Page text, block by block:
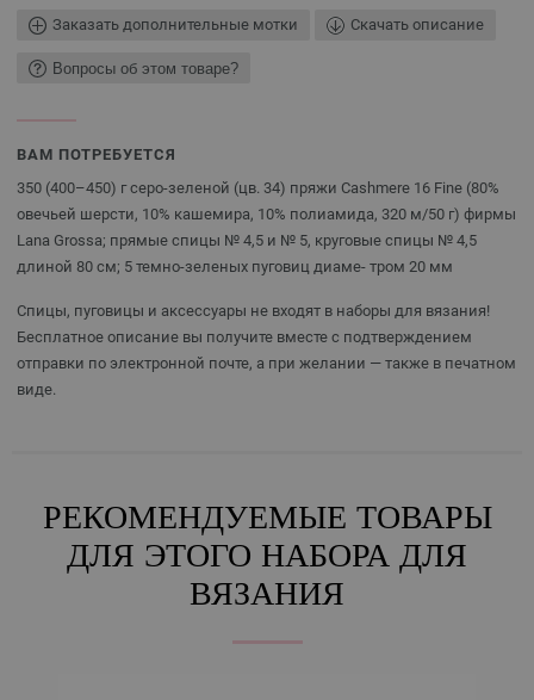
Заказать дополнительные мотки Скачать описание
Вопросы об этом товаре?
ВАМ ПОТРЕБУЕТСЯ
350 (400–450) г серо-зеленой (цв. 34) пряжи Cashmere 16 Fine (80%
овечьей шерсти, 10% кашемира, 10% полиамида, 320 м/50 г) фирмы
Lana Grossa; прямые спицы № 4,5 и № 5, круговые спицы № 4,5
длиной 80 см; 5 темно-зеленых пуговиц диаме- тром 20 мм
Спицы, пуговицы и аксессуары не входят в наборы для вязания!
Бесплатное описание вы получите вместе с подтверждением
отправки по электронной почте, а при желании — также в печатном
виде.
РЕКОМЕНДУЕМЫЕ ТОВАРЫ
ДЛЯ ЭТОГО НАБОРА ДЛЯ
ВЯЗАНИЯ